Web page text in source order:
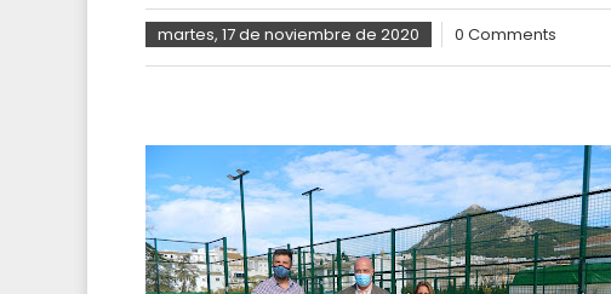
martes, 17 de noviembre de 2020 0 Comments